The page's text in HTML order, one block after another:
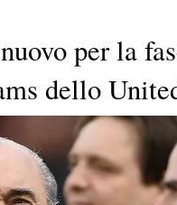
per la
dello